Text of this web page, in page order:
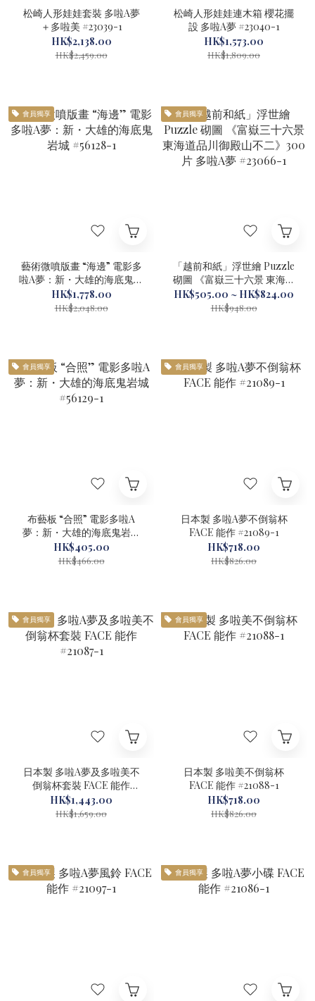
松崎人形娃娃套裝 多啦A夢
＋多啦美 #23039-1
HK$2,138.00
HK$2,459.00
松崎人形娃娃連木箱 櫻花擺
設 多啦A夢 #23040-1
HK$1,573.00
HK$1,809.00
會員獨享
藝術微噴版畫 “海邊” 電影多
啦A夢：新・大雄的海底鬼岩
城 #56128-1
HK$1,778.00
HK$2,048.00
會員獨享
「越前和紙」浮世繪 Puzzle
砌圖 《富嶽三十六景 東海道
品川御殿山不二》300片 多
啦A夢 #23066-1
HK$505.00 ~ HK$824.00
HK$948.00
會員獨享
布藝板 “合照” 電影多啦A
夢：新・大雄的海底鬼岩城
#56129-1
HK$405.00
HK$466.00
會員獨享
日本製 多啦A夢不倒翁杯
FACE 能作 #21089-1
HK$718.00
HK$826.00
會員獨享
日本製 多啦A夢及多啦美不
倒翁杯套裝 FACE 能作
#21087-1
HK$1,443.00
HK$1,659.00
會員獨享
日本製 多啦美不倒翁杯
FACE 能作 #21088-1
HK$718.00
HK$826.00
會員獨享 會員獨享